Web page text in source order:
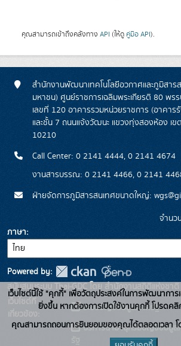
คุณสามารถเข้าถึงคลังทาง API (ให้ดู คู่มือ API).
สำนักงานพัฒนาเทคโนโลยีอวกาศและภูมิสาร
มหาชน) ศูนย์ราชการเฉลิมพระเกียรติ 80 พ
เลขที่ 120 อาคารรวมหน่วยราชการ (อาคา
และชั้น 7 ถนนแจ้งวัฒนะ แขวงทุ่งสองห้อง เ
10210
Call Center: 0 2141 4444, 0 2141 4674
งานสารบรรณ: 0 2141 4466, 0 2141
ฝ่ายจัดการภูมิสารสนเทศขนาดใหญ่:
จำนว
ภาษา
Powered by:
สนับสนุนระบบ Thai-GDC โดย สำนักงานสถิติแห่งชาติ
เว็บไซต์ที่
เกี่ยวข้อง:
ระบบบัญชีข้อมูลภาครัฐ
บริการนามานุกรมบัญชีข้อมูล
เว็บไซต์นี้ใช้ "คุกกี้" เพื่อวัตถุประสงค์ในการพัฒนาการ
ยิ่งขึ้น หากต้องการเปิดใช้งานคุกกี้ โปรดค
คุณสามารถถอนการยินยอมของคุณได้ตลอดเวลา